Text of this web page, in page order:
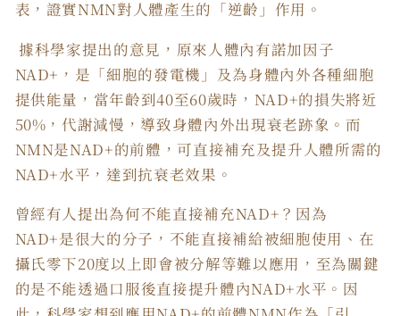
表，證實NMN對人體產生的「逆齡」作用。
據科學家提出的意見，原來人體內有諾加因子
NAD+，是「細胞的發電機」及為身體內外各種細胞
提供能量，當年齡到40至60歲時，NAD+的損失將近
50%，代謝減慢，導致身體內外出現衰老跡象。而
NMN是NAD+的前體，可直接補充及提升人體所需的
NAD+水平，達到抗衰老效果。
曾經有人提出為何不能直接補充NAD+？因為
NAD+是很大的分子，不能直接補給被細胞使用、在
攝氏零下20度以上即會被分解等難以應用，至為關鍵
的是不能透過口服後直接提升體內NAD+水平。因